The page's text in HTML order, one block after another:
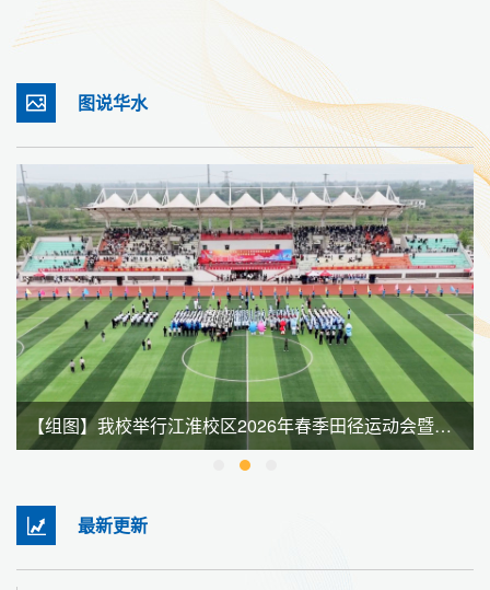
图说华水
【组图】我校举行江淮校区2026年春季田径运动会暨全民健身大会
最新更新